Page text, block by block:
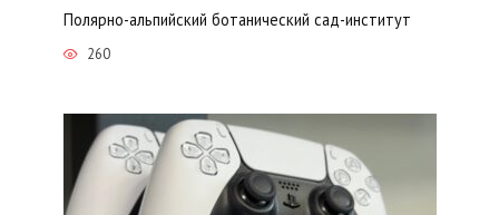
Полярно-альпийский ботанический сад-институт
260